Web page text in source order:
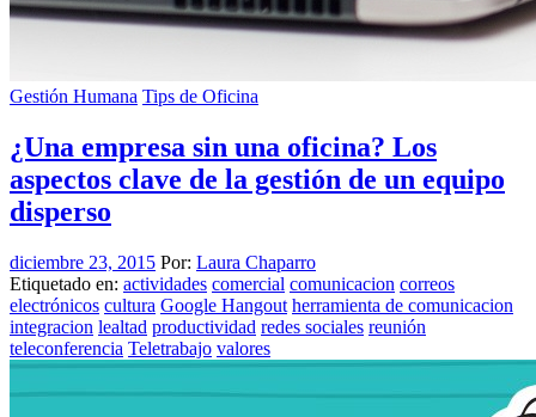
Gestión Humana Tips de Oficina
¿Una empresa sin una oficina? Los
aspectos clave de la gestión de un equipo
disperso
diciembre 23, 2015 Por: Laura Chaparro
Etiquetado en: actividades comercial comunicacion correos
electrónicos cultura Google Hangout herramienta de comunicacion
integracion lealtad productividad redes sociales reunión
teleconferencia Teletrabajo valores